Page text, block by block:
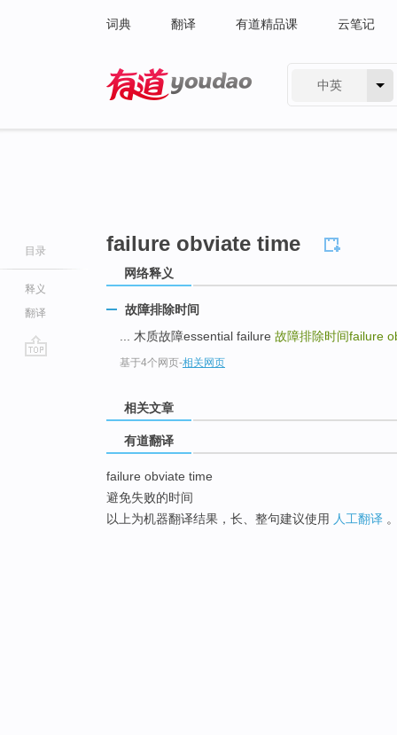
词典 翻译 有道精品课 云笔记
中英
目录
释义
翻译
failure obviate time
网络释义
故障排除时间
... 木质故障essential failure 故障排除时间failure
基于4个网页-相关网页
相关文章
有道翻译
failure obviate time
避免失败的时间
以上为机器翻译结果，长、整句建议使用 人工翻译